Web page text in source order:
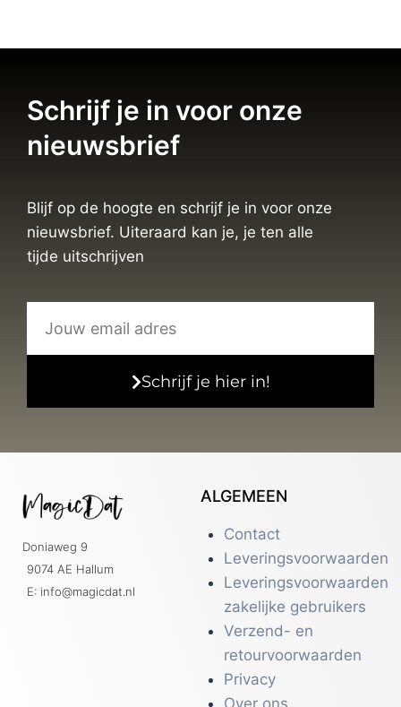
Schrijf je in voor onze
nieuwsbrief
Blijf op de hoogte en schrijf je in voor onze
nieuwsbrief. Uiteraard kan je, je ten alle
tijde uitschrijven
Schrijf je hier in!
Doniaweg 9
9074 AE Hallum
E: info@magicdat.nl
ALGEMEEN
Contact
Leveringsvoorwaarden
Leveringsvoorwaarden
zakelijke gebruikers
Verzend- en
retourvoorwaarden
Privacy